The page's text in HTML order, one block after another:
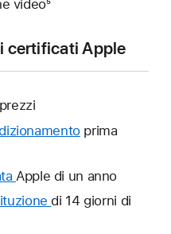
video⁵
certificati Apple
prima
Verrà
aperta
Apple di un anno
Verrà
di 14 giorni di